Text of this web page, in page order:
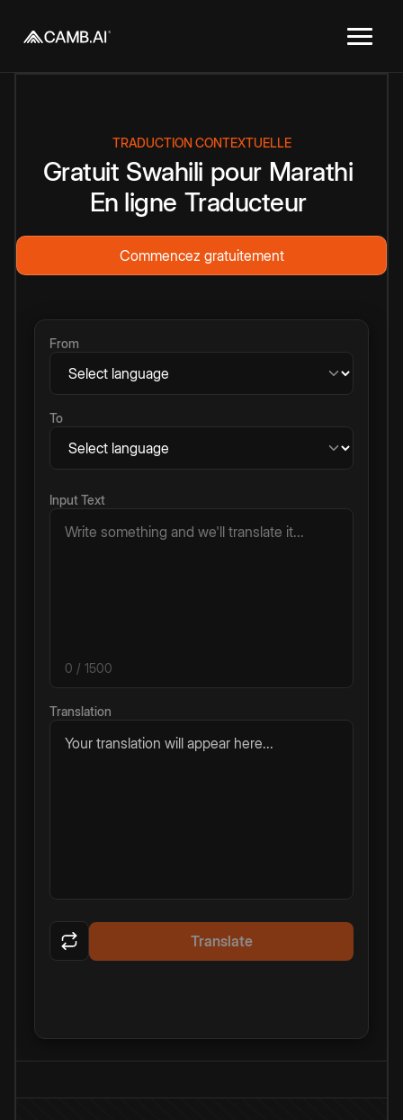
TRADUCTION CONTEXTUELLE
Gratuit Swahili pour Marathi
En ligne Traducteur
Commencez gratuitement
From
To
Input Text
0 / 1500
Translation
Your translation will appear here...
Translate